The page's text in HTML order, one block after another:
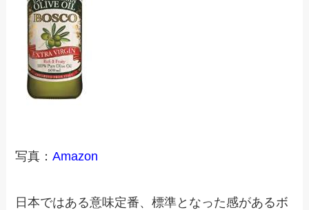
写真：Amazon
日本ではある意味定番、標準となった感があるボ